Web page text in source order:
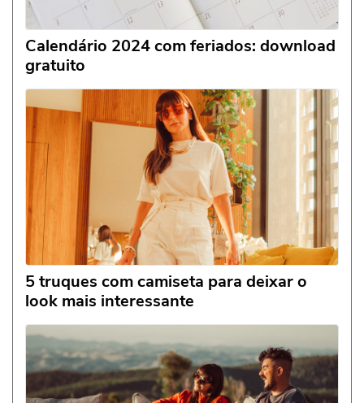
Calendário 2024 com feriados: download
gratuito
5 truques com camiseta para deixar o
look mais interessante